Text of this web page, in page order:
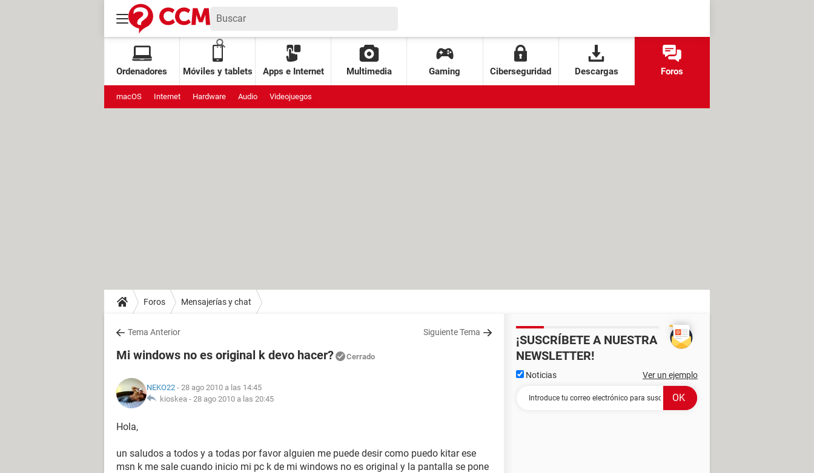
Ordenadores Móviles y tablets Apps e Internet Multimedia Gaming Ciberseguridad Descargas Foros
macOS Internet Hardware Audio Videojuegos
Foros Mensajerías y chat
Tema Anterior Siguiente Tema
Mi windows no es original k devo hacer? Cerrado
NEKO22 - 28 ago 2010 a las 14:45
kioskea - 28 ago 2010 a las 20:45
Hola,
un saludos a todos y a todas por favor alguien me puede desir como puedo kitar ese
msn k me sale cuando inicio mi pc k de mi windows no es original y la pantalla se pone
¡SUSCRÍBETE A NUESTRA
NEWSLETTER!
Noticias Ver un ejemplo